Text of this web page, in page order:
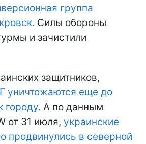
группа
Силы обороны
и зачистили
защитников,
уничтожаются еще до
городу. А по данным
от 31 июля, украинские
продвинулись в северной